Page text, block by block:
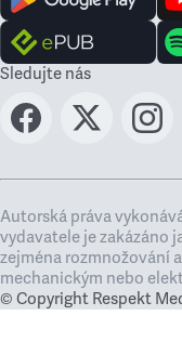
Sledujte nás
Autorská práva
vydavatele je zakázáno
zejména rozmnožování
mechanickým nebo
© Copyright Respekt